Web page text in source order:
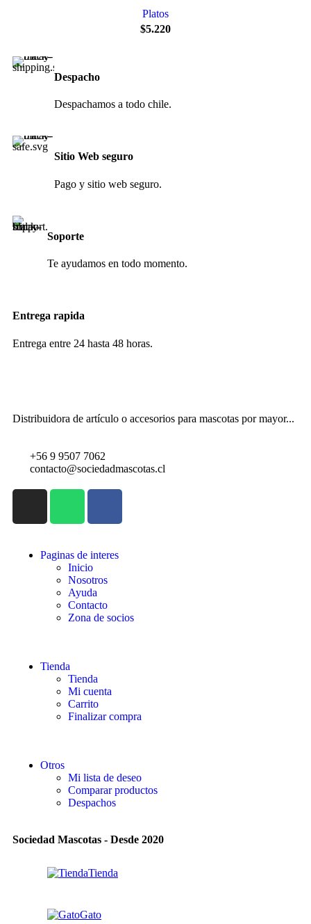
Platos
$5.220
Despacho
Despachamos a todo chile.
Sitio Web seguro
Pago y sitio web seguro.
Soporte
Te ayudamos en todo momento.
Entrega rapida
Entrega entre 24 hasta 48 horas.
Distribuidora de artículo o accesorios para mascotas por mayor...
+56 9 9507 7062
contacto@sociedadmascotas.cl
Paginas de interes
Inicio
Nosotros
Ayuda
Contacto
Zona de socios
Tienda
Tienda
Mi cuenta
Carrito
Finalizar compra
Otros
Mi lista de deseo
Comparar productos
Despachos
Sociedad Mascotas - Desde 2020
Tienda
Gato